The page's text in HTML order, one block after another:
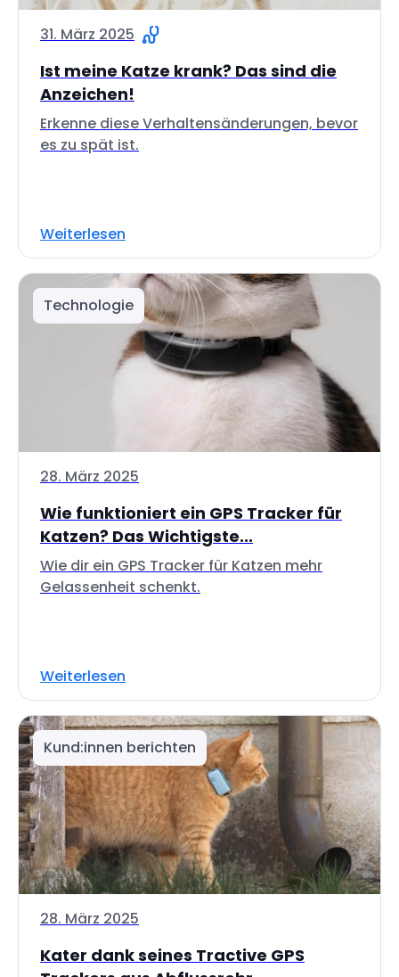
31. März 2025
Ist meine Katze krank? Das sind die
Anzeichen!
Erkenne diese Verhaltensänderungen, bevor
es zu spät ist.
Weiterlesen
Technologie
28. März 2025
Wie funktioniert ein GPS Tracker für
Katzen? Das Wichtigste...
Wie dir ein GPS Tracker für Katzen mehr
Gelassenheit schenkt.
Weiterlesen
Kund:innen berichten
28. März 2025
Kater dank seines Tractive GPS